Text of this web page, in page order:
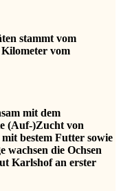
stammt vom
vom
mit dem
(Auf-)Zucht von
bestem Futter sowie
wachsen die Ochsen
Karlshof an erster